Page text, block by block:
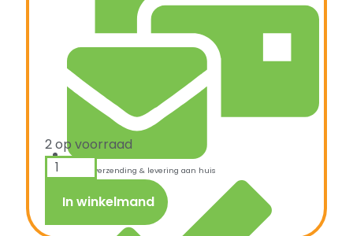
Snelle verzending & levering aan huis
2 op voorraad
In winkelmand